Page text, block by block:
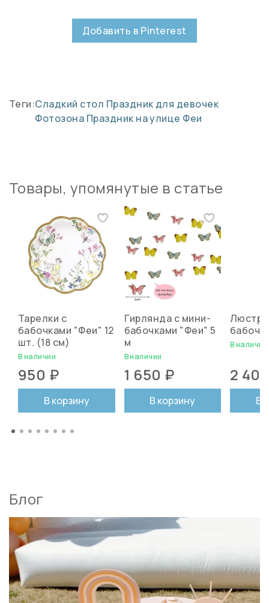
Добавить в Pinterest
Теги:Сладкий стол Праздник для девочек
Фотозона Праздник на улице Феи
Товары, упомянутые в статье
Тарелки с
бабочками "Феи" 12
шт. (18 см)
В наличии
950 ₽
В корзину
Гирлянда с мини-
бабочками "Феи" 5
м
В наличии
1 650 ₽
В корзину
В наличии
2
В
Блог